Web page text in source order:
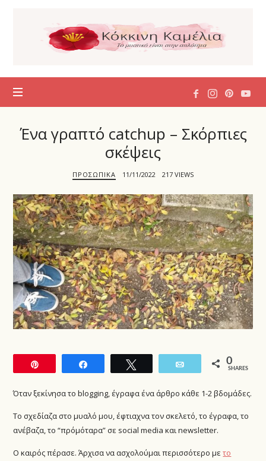
Κόκκινη
Καμέλια
Ένα γραπτό catchup – Σκόρπιες
σκέψεις
ΠΡΟΣΩΠΙΚΆ 11/11/2022 217 VIEWS
0
SHARES
Όταν ξεκίνησα το blogging, έγραφα ένα άρθρο κάθε 1-2 βδομάδες.
Το σχεδίαζα στο μυαλό μου, έφτιαχνα τον σκελετό, το έγραφα, το
ανέβαζα, το “πρόμόταρα” σε social media και newsletter.
Ο καιρός πέρασε. Άρχισα να ασχολούμαι περισσότερο μετο